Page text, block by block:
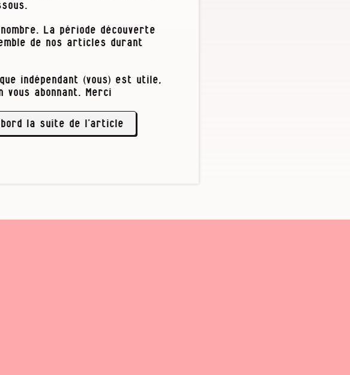
combattantes
Donc, captage et
en poupe autant chez les
chez les décideurs
un moyen « crucial »
limiter le réchauffement
…
La période découverte
de nos articles durant
indépendant (vous) est utile,
abonnant. Merci
la suite de l’article